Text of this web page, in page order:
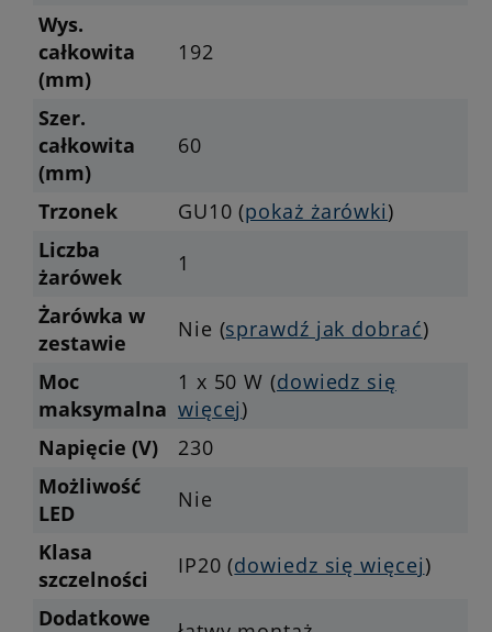
Wys.
całkowita
(mm)
192
Szer.
całkowita
(mm)
60
Trzonek GU10 (pokaż żarówki)
Liczba
żarówek
1
Żarówka w
zestawie
Nie (sprawdź jak dobrać)
Moc
maksymalna
1 x 50 W (dowiedz się
więcej)
Napięcie (V)
230
Możliwość
LED
Nie
Klasa
szczelności
IP20 (dowiedz się więcej)
Dodatkowe